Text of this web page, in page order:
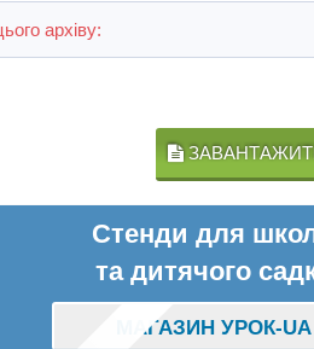
архіву:
Стенди для
та дитячого
МАГАЗИН УРОК-UA